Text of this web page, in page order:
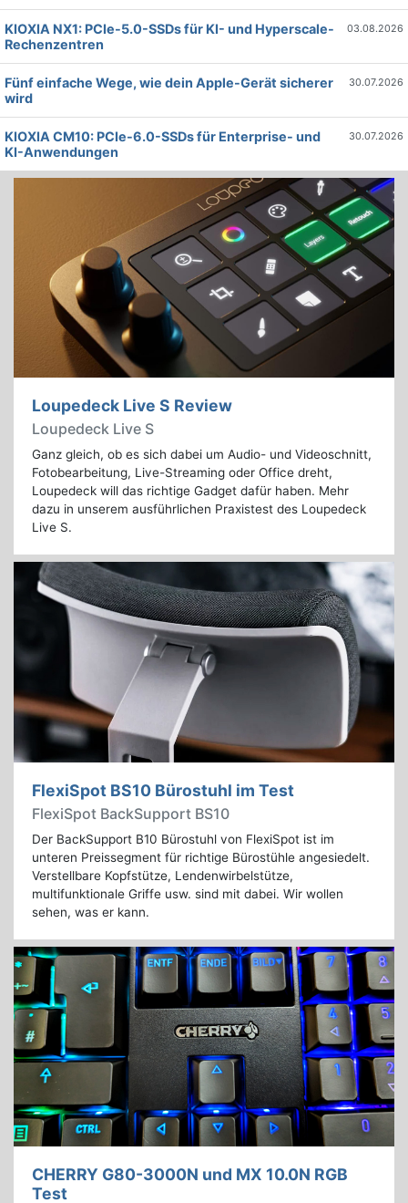
KIOXIA NX1: PCIe-5.0-SSDs für KI- und Hyperscale-
Rechenzentren
03.08.2026
Fünf einfache Wege, wie dein Apple-Gerät sicherer
wird
30.07.2026
KIOXIA CM10: PCIe-6.0-SSDs für Enterprise- und
KI-Anwendungen
30.07.2026
Loupedeck Live S Review
Loupedeck Live S
Ganz gleich, ob es sich dabei um Audio- und Videoschnitt,
Fotobearbeitung, Live-Streaming oder Office dreht,
Loupedeck will das richtige Gadget dafür haben. Mehr
dazu in unserem ausführlichen Praxistest des Loupedeck
Live S.
FlexiSpot BS10 Bürostuhl im Test
FlexiSpot BackSupport BS10
Der BackSupport B10 Bürostuhl von FlexiSpot ist im
unteren Preissegment für richtige Bürostühle angesiedelt.
Verstellbare Kopfstütze, Lendenwirbelstütze,
multifunktionale Griffe usw. sind mit dabei. Wir wollen
sehen, was er kann.
CHERRY G80-3000N und MX 10.0N RGB
Test